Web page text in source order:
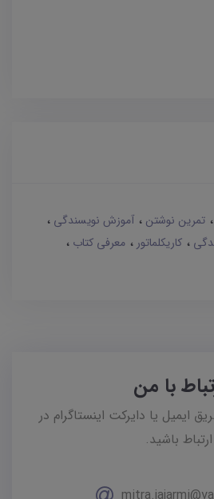
تمرین نوشتن
آموزش نویسندگی
کاریکلماتور
معرفی کتاب
با من
ایمیل یا دایرکت اینستاگرام در
ارتباط باشید.